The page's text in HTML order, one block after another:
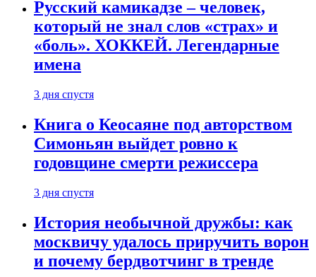
Русский камикадзе – человек,
который не знал слов «страх» и
«боль». ХОККЕЙ. Легендарные
имена
3 дня спустя
Книга о Кеосаяне под авторством
Симоньян выйдет ровно к
годовщине смерти режиссера
3 дня спустя
История необычной дружбы: как
москвичу удалось приручить ворон
и почему бердвотчинг в тренде